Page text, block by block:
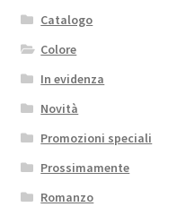
Catalogo
Colore
In evidenza
Novità
Promozioni speciali
Prossimamente
Romanzo